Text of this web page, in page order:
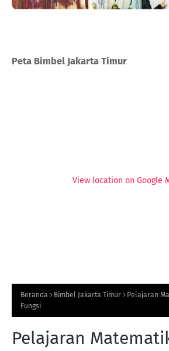
Peta Bimbel Jakarta Timur
View location on Google
Beranda Bimbel Jakarta Timur
Pelajaran
Fungsi
Pelajaran